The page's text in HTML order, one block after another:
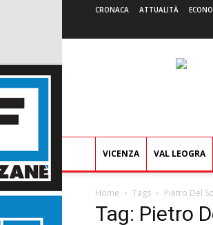
CRONACA ATTUALITÀ
VICENZA VAL LEOGRA
Home Tags Pietro Del
Tag: Pietro